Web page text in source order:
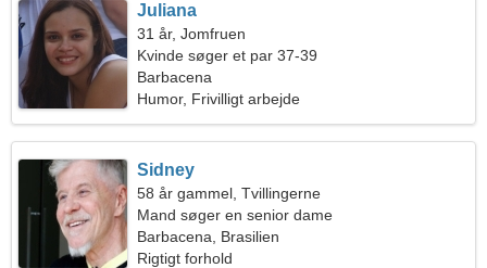
Juliana
31 år, Jomfruen
Kvinde søger et par 37-39
Barbacena
Humor, Frivilligt arbejde
Sidney
58 år gammel, Tvillingerne
Mand søger en senior dame
Barbacena, Brasilien
Rigtigt forhold